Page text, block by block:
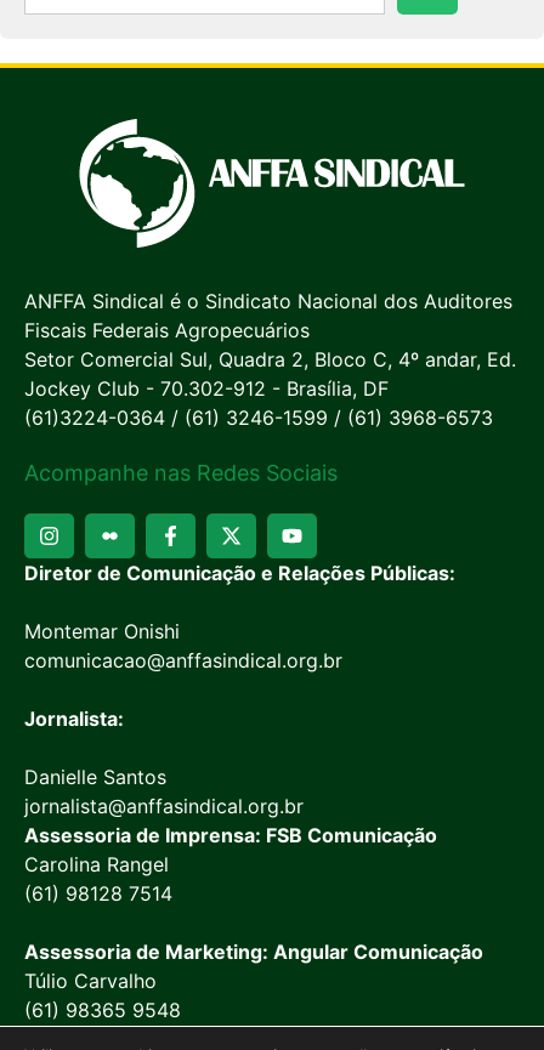
ANFFA Sindical é o Sindicato Nacional dos Auditores
Fiscais Federais Agropecuários
Setor Comercial Sul, Quadra 2, Bloco C, 4º andar, Ed.
Jockey Club - 70.302-912 - Brasília, DF
(61)3224-0364 / (61) 3246-1599 / (61) 3968-6573
Acompanhe nas Redes Sociais
Diretor de Comunicação e Relações Públicas:
Montemar Onishi
comunicacao@anffasindical.org.br
Jornalista:
Danielle Santos
jornalista@anffasindical.org.br
Assessoria de Imprensa: FSB Comunicação
Carolina Rangel
(61) 98128 7514
Assessoria de Marketing: Angular Comunicação
Túlio Carvalho
(61) 98365 9548